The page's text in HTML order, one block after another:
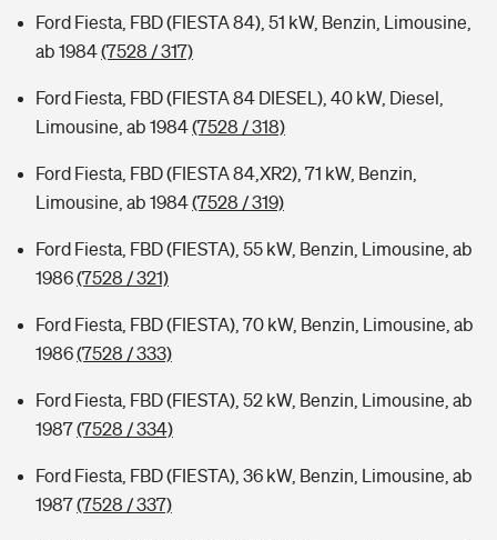
Ford Fiesta, FBD (FIESTA 84), 51 kW, Benzin, Limousine,
ab 1984(7528 / 317)
Ford Fiesta, FBD (FIESTA 84 DIESEL), 40 kW, Diesel,
Limousine, ab 1984(7528 / 318)
Ford Fiesta, FBD (FIESTA 84,XR2), 71 kW, Benzin,
Limousine, ab 1984(7528 / 319)
Ford Fiesta, FBD (FIESTA), 55 kW, Benzin, Limousine, ab
1986(7528 / 321)
Ford Fiesta, FBD (FIESTA), 70 kW, Benzin, Limousine, ab
1986(7528 / 333)
Ford Fiesta, FBD (FIESTA), 52 kW, Benzin, Limousine, ab
1987(7528 / 334)
Ford Fiesta, FBD (FIESTA), 36 kW, Benzin, Limousine, ab
1987(7528 / 337)